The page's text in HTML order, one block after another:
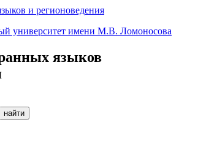
университет имени М.В. Ломоносова
языков